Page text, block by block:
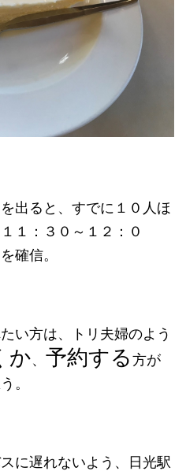
出ると、すでに１０人ほ
１：３０～１２：０
確信。
い方は、トリ夫婦のよう
か、 予約する方が
。
に遅れないよう、日光駅